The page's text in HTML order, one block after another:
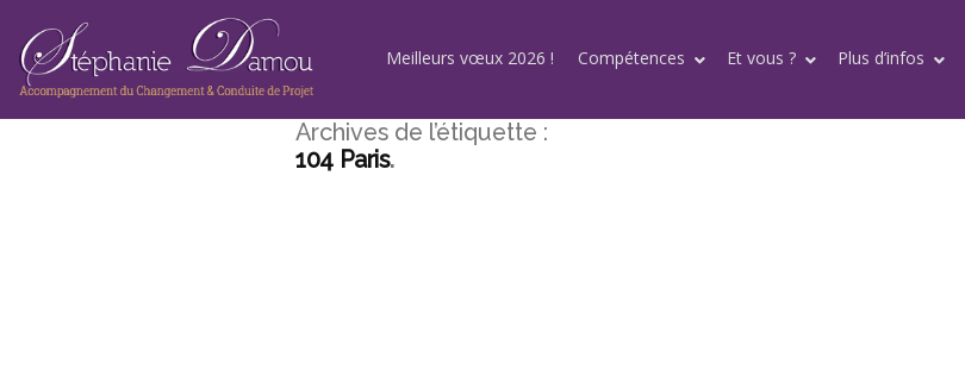
au
contenu
Meilleurs vœux 2026 ! Compétences Et vous ? Plus d’infos
Archives de l’étiquette :
104 Paris